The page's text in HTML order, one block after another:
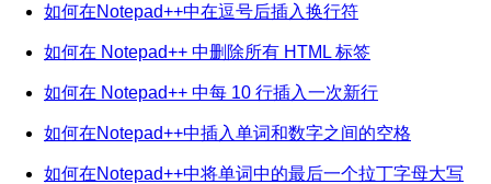
如何在Notepad++中在逗号后插入换行符
如何在 Notepad++ 中删除所有 HTML 标签
如何在 Notepad++ 中每 10 行插入一次新行
如何在Notepad++中插入单词和数字之间的空格
如何在Notepad++中将单词中的最后一个拉丁字母大写